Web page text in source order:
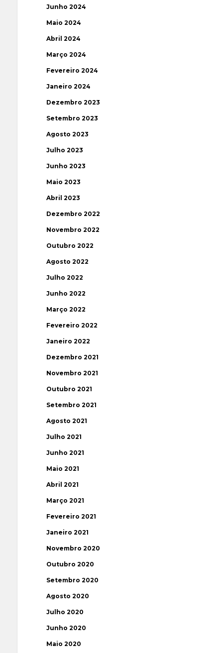
Junho 2024
Maio 2024
Abril 2024
Março 2024
Fevereiro 2024
Janeiro 2024
Dezembro 2023
Setembro 2023
Agosto 2023
Julho 2023
Junho 2023
Maio 2023
Abril 2023
Dezembro 2022
Novembro 2022
Outubro 2022
Agosto 2022
Julho 2022
Junho 2022
Março 2022
Fevereiro 2022
Janeiro 2022
Dezembro 2021
Novembro 2021
Outubro 2021
Setembro 2021
Agosto 2021
Julho 2021
Junho 2021
Maio 2021
Abril 2021
Março 2021
Fevereiro 2021
Janeiro 2021
Novembro 2020
Outubro 2020
Setembro 2020
Agosto 2020
Julho 2020
Junho 2020
Maio 2020